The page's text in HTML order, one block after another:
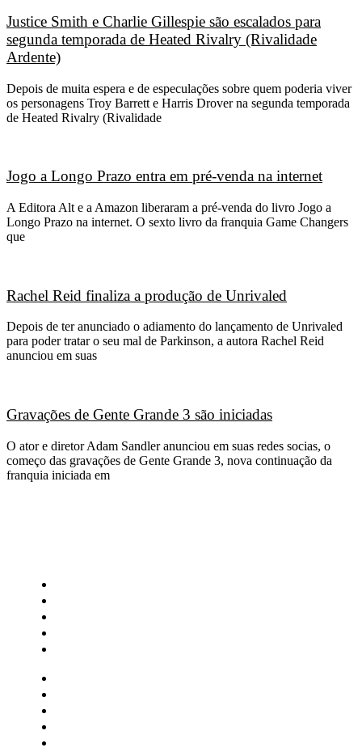
Justice Smith e Charlie Gillespie são escalados para
segunda temporada de Heated Rivalry (Rivalidade
Ardente)
Depois de muita espera e de especulações sobre quem poderia viver
os personagens Troy Barrett e Harris Drover na segunda temporada
de Heated Rivalry (Rivalidade
Jogo a Longo Prazo entra em pré-venda na internet
A Editora Alt e a Amazon liberaram a pré-venda do livro Jogo a
Longo Prazo na internet. O sexto livro da franquia Game Changers
que
Rachel Reid finaliza a produção de Unrivaled
Depois de ter anunciado o adiamento do lançamento de Unrivaled
para poder tratar o seu mal de Parkinson, a autora Rachel Reid
anunciou em suas
Gravações de Gente Grande 3 são iniciadas
O ator e diretor Adam Sandler anunciou em suas redes socias, o
começo das gravações de Gente Grande 3, nova continuação da
franquia iniciada em